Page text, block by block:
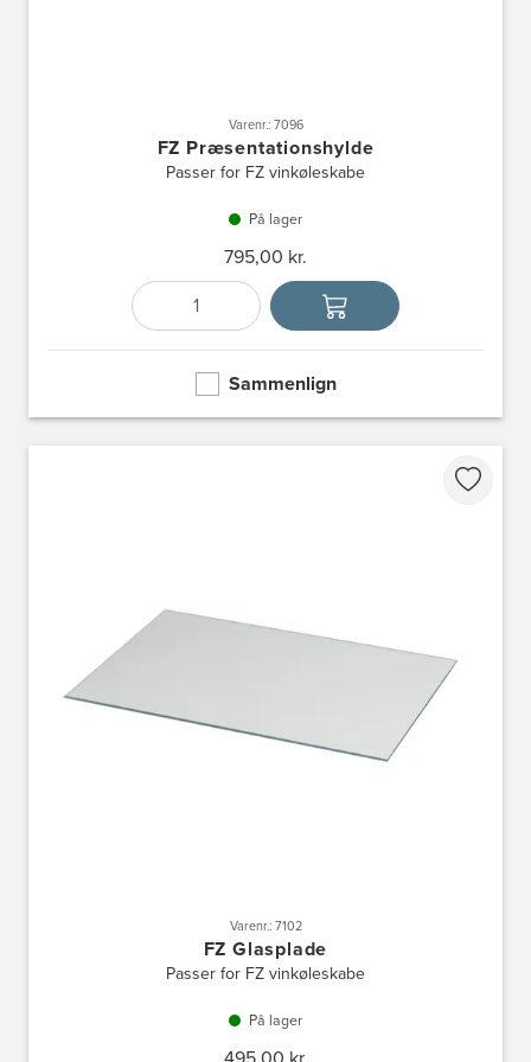
Varenr.: 7096
FZ Præsentationshylde
Passer for FZ vinkøleskabe
På lager
795,00 kr.
Antal
Vælg enhed
Sammenlign
Varenr.: 7102
FZ Glasplade
Passer for FZ vinkøleskabe
På lager